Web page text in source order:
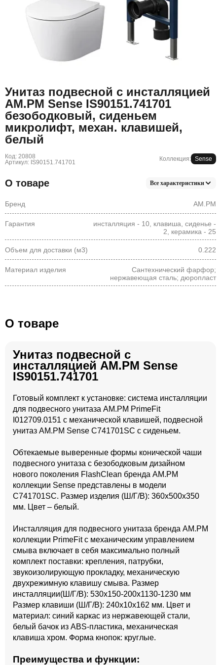
Унитаз подвесной с инсталляцией
AM.PM Sense IS90151.741701
безободковый, сиденьем
микролифт, механ. клавишей,
белый
Код: 20808
Артикул: IS90151.741701
Коллекция: Sense
О товаре Все характеристики
Бренд AM.PM
Гарантия
инсталляция - 10, клавиша, сиденье -
2, керамика - 25
Объем для доставки (м3) 0.222
Материал изделия
Сантехнический фарфор;
нержавеющая сталь; дюропласт
О товаре
Унитаз подвесной с
инсталляцией AM.PM Sense
IS90151.741701
Готовый комплект к установке: система инсталляции
для подвесного унитаза AM.PM PrimeFit
I012709.0151 с механической клавишей, подвесной
унитаз AM.PM Sense C741701SC с сиденьем.
Обтекаемые выверенные формы конической чаши
подвесного унитаза с безободковым дизайном
нового поколения FlashClean бренда AM.PM
коллекции Sense представлены в модели
C741701SC. Размер изделия (Ш/Г/В): 360x500x350
мм. Цвет – белый.
Инсталляция для подвесного унитаза бренда AM.PM
коллекции PrimeFit с механическим управлением
смыва включает в себя максимально полный
комплект поставки: крепления, патрубки,
звукоизолирующую прокладку, механическую
двухрежимную клавишу смыва. Размер
инсталляции(Ш/Г/В): 530x150-200x1130-1230 мм
Размер клавиши (Ш/Г/В): 240x10x162 мм. Цвет и
материал: синий каркас из нержавеющей стали,
белый бачок из ABS-пластика, механическая
клавиша хром. Форма кнопок: круглые.
Преимущества и функции: